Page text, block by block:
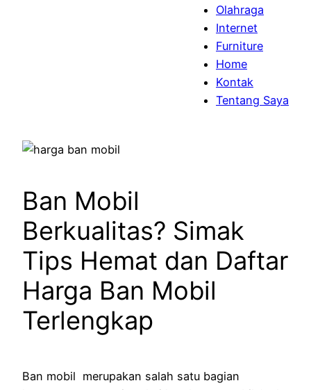
Olahraga
Internet
Furniture
Home
Kontak
Tentang Saya
Ban Mobil
Berkualitas? Simak
Tips Hemat dan Daftar
Harga Ban Mobil
Terlengkap
Ban mobil merupakan salah satu bagian